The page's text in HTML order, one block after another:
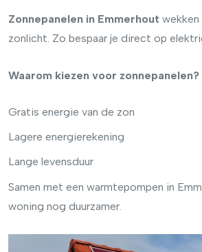
Zonnepanelen in Emmerhout
zonlicht. Zo bespaar je direct op
Waarom kiezen voor zonnepanelen?
Gratis energie van de zon
Lagere energierekening
Lange levensduur
Samen met een warmtepompen in
woning nog duurzamer.